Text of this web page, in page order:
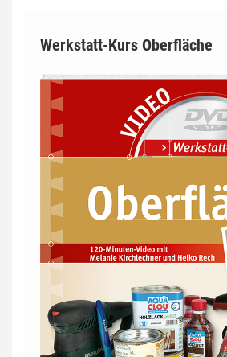
Werkstatt-Kurs Oberfläche